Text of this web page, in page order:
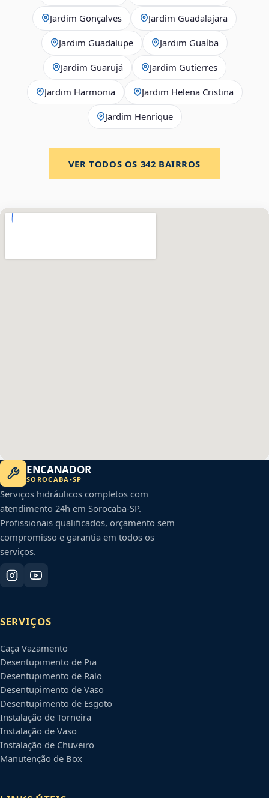
Jardim Gonçalves Jardim Guadalajara
Jardim Guadalupe Jardim Guaíba
Jardim Guarujá Jardim Gutierres
Jardim Harmonia Jardim Helena Cristina
Jardim Henrique
VER TODOS OS 342 BAIRROS
ENCANADOR
SOROCABA -SP
Serviços hidráulicos completos com
atendimento 24h em Sorocaba-SP.
Profissionais qualificados, orçamento sem
compromisso e garantia em todos os
serviços.
SERVIÇOS
Caça Vazamento
Desentupimento de Pia
Desentupimento de Ralo
Desentupimento de Vaso
Desentupimento de Esgoto
Instalação de Torneira
Instalação de Vaso
Instalação de Chuveiro
Manutenção de Box